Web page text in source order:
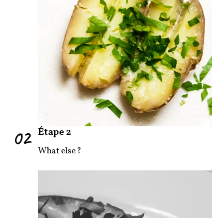
02 Étape 2
What else ?